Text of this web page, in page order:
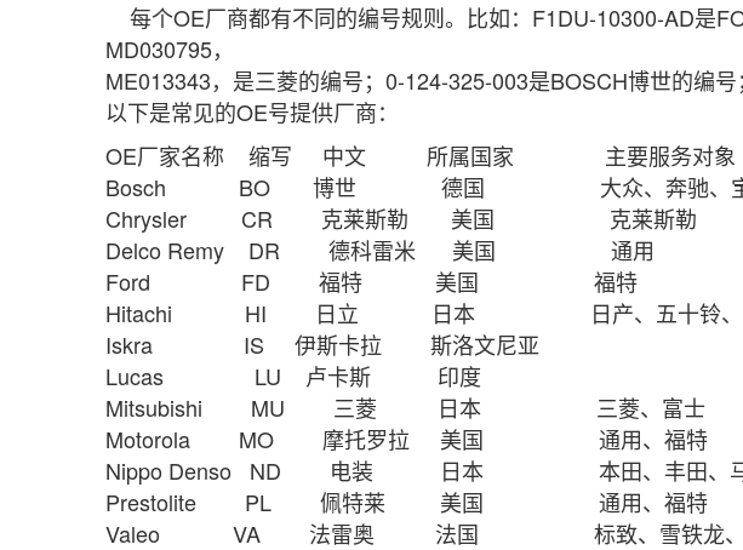
每个OE厂商都有不同的编号规则。比如：F1DU-10300-AD是
MD030795，
ME013343，是三菱的编号；0-124-325-003是BOSCH博世的编
以下是常见的OE号提供厂商：
OE厂家名称 缩写 中文 所属国家 主要服务对象
Bosch BO 博世 德国 大众、奔驰、宝
Chrysler CR 克莱斯勒 美国 克莱斯勒
Delco Remy DR 德科雷米 美国 通用
Ford FD 福特 美国 福特
Hitachi HI 日立 日本 日产、五十铃、
Iskra IS 伊斯卡拉 斯洛文尼亚
Lucas LU 卢卡斯 印度
Mitsubishi MU 三菱 日本 三菱、富士
Motorola MO 摩托罗拉 美国 通用、福特
Nippo Denso ND 电装 日本 本田、丰田、马
Prestolite PL 佩特莱 美国 通用、福特
Valeo VA 法雷奥 法国 标致、雪铁龙、